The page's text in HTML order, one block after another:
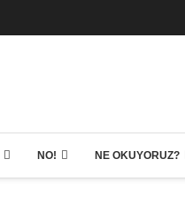
NO! NE OKUYORUZ?